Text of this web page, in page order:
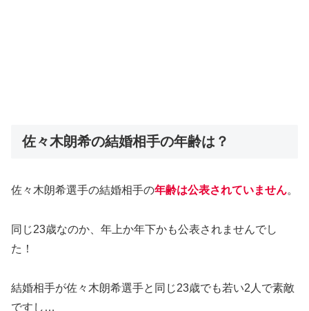
佐々木朗希の結婚相手の年齢は？
佐々木朗希選手の結婚相手の年齢は公表されていません。
同じ23歳なのか、年上か年下かも公表されませんでし
た！
結婚相手が佐々木朗希選手と同じ23歳でも若い2人で素敵
ですし…